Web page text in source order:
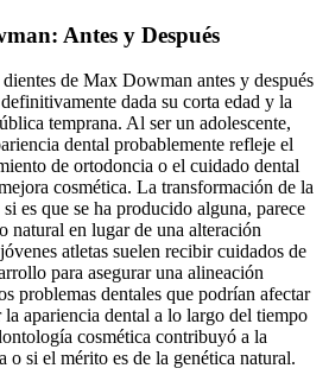
Antes y Después
de Max Dowman antes y después
dada su corta edad y la
temprana. Al ser un adolescente,
dental probablemente refleje el
de ortodoncia o el cuidado dental
cosmética. La transformación de la
es que se ha producido alguna, parece
natural en lugar de una alteración
atletas suelen recibir cuidados de
para asegurar una alineación
problemas dentales que podrían afectar
apariencia dental a lo largo del tiempo
cosmética contribuyó a la
o si el mérito es de la genética natural.